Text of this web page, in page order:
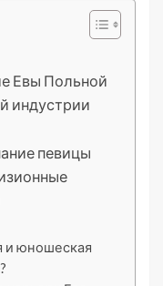
Евы Польной
индустрии
певицы
и юношеская